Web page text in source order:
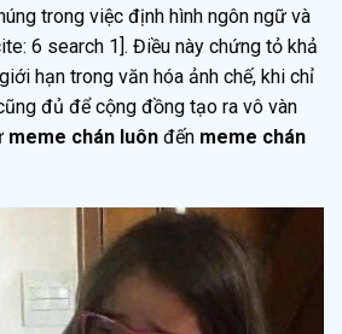
trong việc định hình ngôn ngữ và
6 search 1]. Điều này chứng tỏ khả
hạn trong văn hóa ảnh chế, khi chỉ
đủ để cộng đồng tạo ra vô vàn
meme chán luôn đến meme chán